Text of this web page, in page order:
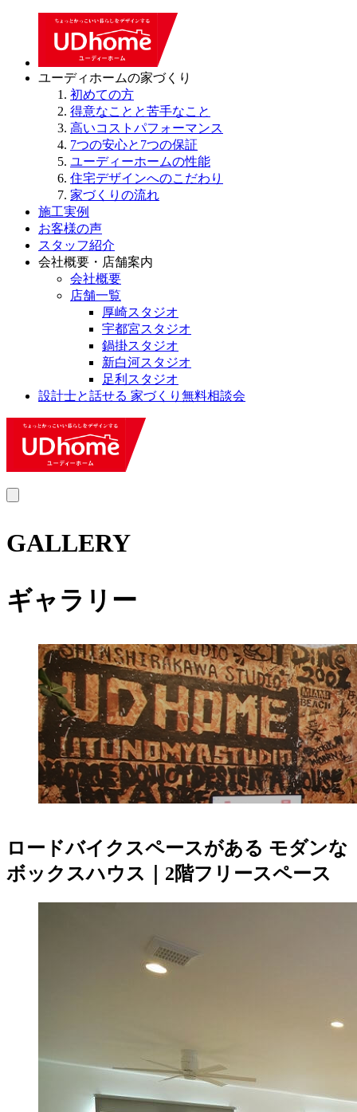
ユーディホームの家づくり
初めての方
得意なことと苦手なこと
高いコストパフォーマンス
7つの安心と7つの保証
ユーディーホームの性能
住宅デザインへのこだわり
家づくりの流れ
施工実例
お客様の声
スタッフ紹介
会社概要・店舗案内
会社概要
店舗一覧
厚崎スタジオ
宇都宮スタジオ
鍋掛スタジオ
新白河スタジオ
足利スタジオ
設計士と話せる 家づくり無料相談会
MENU
GALLERY
ギャラリー
ロードバイクスペースがある モダンな
ボックスハウス｜2階フリースペース